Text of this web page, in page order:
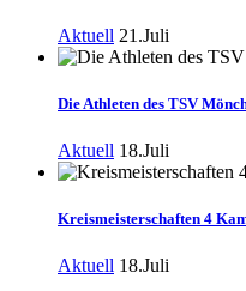
Aktuell 21.Juli
Die Athleten des TSV
Aktuell 18.Juli
Kreismeisterschaften 4
Aktuell 18.Juli